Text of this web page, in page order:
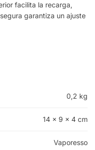
facilita la recarga,
garantiza un ajuste
0,2 kg
14 × 9 × 4 cm
Vaporesso